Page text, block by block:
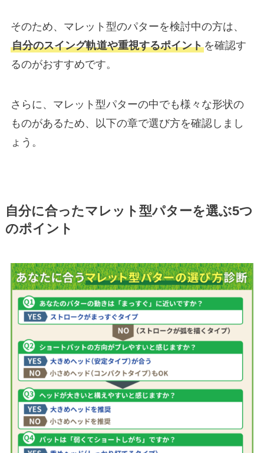
そのため、マレット型のパターを検討中の方は、
自分のスイング軌道や重視するポイントを確認す
るのがおすすめです。
さらに、マレット型パターの中でも様々な形状の
ものがあるため、以下の章で選び方を確認しまし
ょう。
自分に合ったマレット型パターを選ぶ5つ
のポイント